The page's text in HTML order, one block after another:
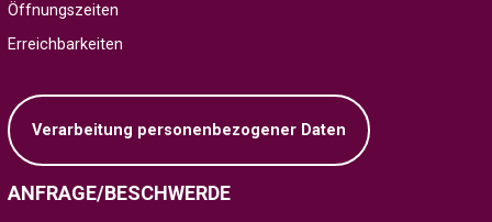
Öffnungszeiten
Erreichbarkeiten
Verarbeitung personenbezogener Daten
ANFRAGE/BESCHWERDE